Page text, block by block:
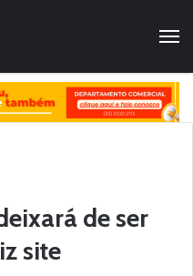
de ser
site